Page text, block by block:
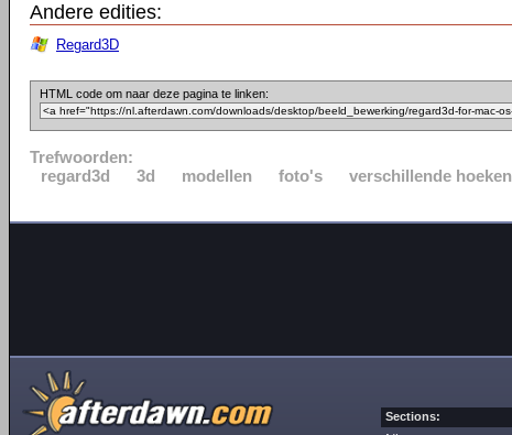
Andere edities:
Regard3D
HTML code om naar deze pagina te linken:
Trefwoorden:
regard3d
3d modellen foto's verschillende hoeken
Sections: